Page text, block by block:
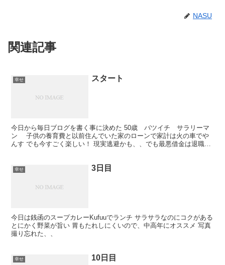
NASU
関連記事
幸せ スタート
今日から毎日ブログを書く事に決めた 50歳 バツイチ サラリーマ
ン 子供の養育費と以前住んでいた家のローンで家計は火の車でや
んす でも今すごく楽しい！ 現実逃避かも、、でも最悪借金は退職金
幸せ 3日目
今日は銭函のスープカレーKufuuでランチ サラサラなのにコクがある
とにかく野菜が旨い 胃もたれしにくいので、中高年にオススメ 写真
撮り忘れた、、
幸せ 10日目